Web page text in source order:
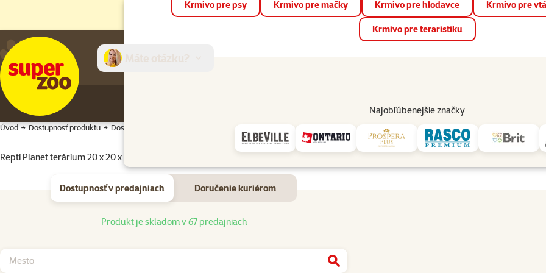
📱 Stiahnite si novú aplikáciu Super zoo.Viac informácií
Krmivo pre psy Krmivo pre mačky Krmivo pre hlodavce Krmivo pre
Krmivo pre teraristiku
Najobľúbenejšie značky
Predajne Služby
Úvod Dostupnosť produktu Dostupnosť produktu
Dostupnosť a doručenie
Repti Planet terárium 20 x 20 x 30 cm
Dostupnosť v predajniach Doručenie kuriérom
Produkt je skladom v 67 predajniach
Najít